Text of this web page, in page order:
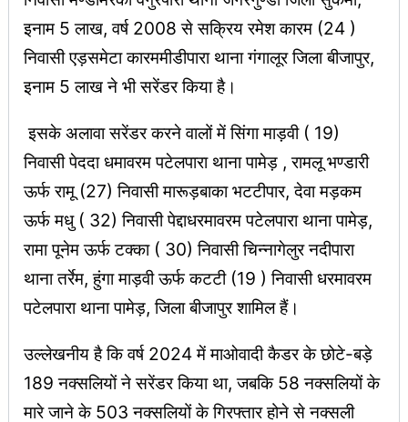
इनाम 5 लाख, वर्ष 2008 से सक्रिय रमेश कारम (24 )
निवासी एड़समेटा कारममीडीपारा थाना गंगालूर जिला बीजापुर,
इनाम 5 लाख ने भी सरेंडर किया है।
इसके अलावा सरेंडर करने वालों में सिंगा माड़वी ( 19)
निवासी पेददा धमावरम पटेलपारा थाना पामेड़ , रामलू भण्डारी
ऊर्फ रामू (27) निवासी मारूड़बाका भटटीपार, देवा मड़कम
ऊर्फ मधु ( 32) निवासी पेद्दाधरमावरम पटेलपारा थाना पामेड़,
रामा पूनेम ऊर्फ टक्का ( 30) निवासी चिन्नागेलुर नदीपारा
थाना तर्रेम, हुंगा माड़वी ऊर्फ कटटी (19 ) निवासी धरमावरम
पटेलपारा थाना पामेड़, जिला बीजापुर शामिल हैं।
उल्लेखनीय है कि वर्ष 2024 में माओवादी कैडर के छोटे-बड़े
189 नक्सलियों ने सरेंडर किया था, जबकि 58 नक्सलियों के
मारे जाने के 503 नक्सलियों के गिरफ्तार होने से नक्सली